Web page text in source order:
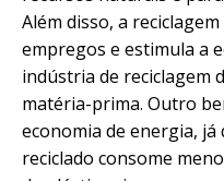
Além disso, a
empregos e estimula a
indústria de reciclagem
matéria-prima. Outro
economia de energia,
reciclado consome